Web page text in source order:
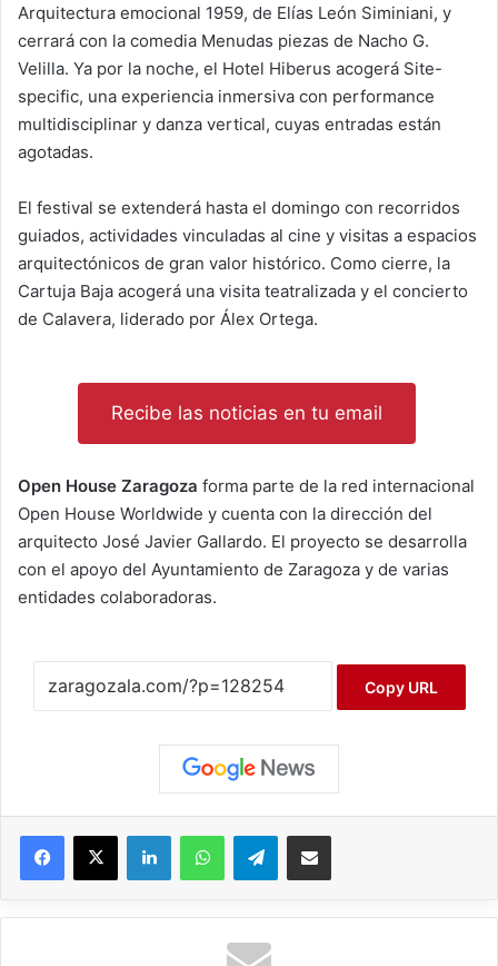
Arquitectura emocional 1959, de Elías León Siminiani, y
cerrará con la comedia Menudas piezas de Nacho G.
Velilla. Ya por la noche, el Hotel Hiberus acogerá Site-
specific, una experiencia inmersiva con performance
multidisciplinar y danza vertical, cuyas entradas están
agotadas.
El festival se extenderá hasta el domingo con recorridos
guiados, actividades vinculadas al cine y visitas a espacios
arquitectónicos de gran valor histórico. Como cierre, la
Cartuja Baja acogerá una visita teatralizada y el concierto
de Calavera, liderado por Álex Ortega.
Recibe las noticias en tu email
Open House Zaragoza forma parte de la red internacional
Open House Worldwide y cuenta con la dirección del
arquitecto José Javier Gallardo. El proyecto se desarrolla
con el apoyo del Ayuntamiento de Zaragoza y de varias
entidades colaboradoras.
Copy URL
Telegram